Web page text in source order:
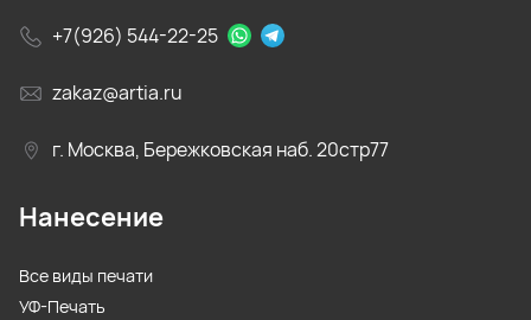
+7(926) 544-22-25
zakaz@artia.ru
г. Москва, Бережковская наб. 20стр77
Нанесение
Все виды печати
УФ-Печать